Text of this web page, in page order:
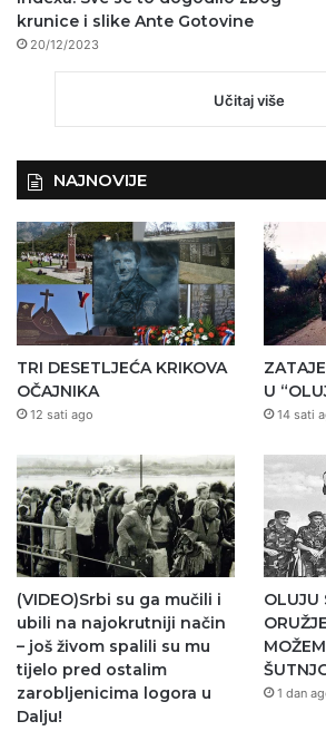
krunice i slike Ante Gotovine
20/12/2023
Učitaj više
NAJNOVIJE
TRI DESETLJEĆA KRIKOVA
OČAJNIKA
12 sati ago
U
14 sati
(VIDEO)Srbi su ga mučili i
ubili na najokrutniji način
– još živom spalili su mu
tijelo pred ostalim
zarobljenicima logora u
Dalju!
OLUJU
1 dan